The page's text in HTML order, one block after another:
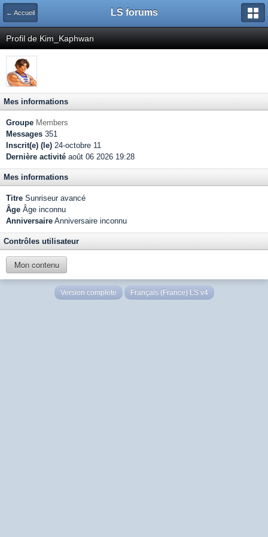
← Accueil LS forums
Profil de Kim_Kaphwan
Mes informations
Groupe Members
Messages 351
Inscrit(e) (le) 24-octobre 11
Dernière activité août 06 2026 19:28
Mes informations
Titre Sunriseur avancé
Âge Âge inconnu
Anniversaire Anniversaire inconnu
Contrôles utilisateur
Mon contenu
Version complète Français (France) LS v4